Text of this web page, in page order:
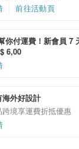
前往活動頁
你付運費！新會員 7
6,00
外好設計
境享運費折抵優惠